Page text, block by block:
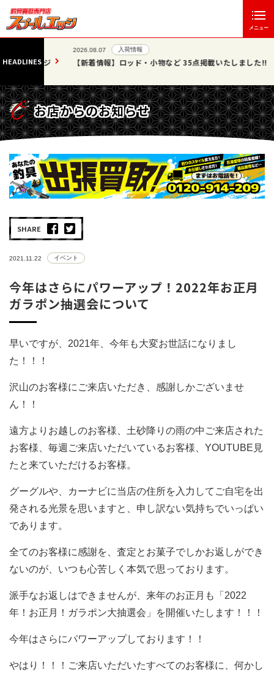
メニュー
HEADLINES
エッジ
2026.08.07 入荷情報
【新着情報】ロッド・小物など 35点掲載いたしました!!
お店からのお知らせ
SHARE
2021.11.22 イベント
今年はさらにパワーアップ！2022年お正月
ガラポン抽選会について
早いですが、2021年、今年も大変お世話になりまし
た！！！
沢山のお客様にご来店いただき、感謝しかございませ
ん！！
遠方よりお越しのお客様、土砂降りの雨の中ご来店された
お客様、毎週ご来店いただいているお客様、YOUTUBE見
たと来ていただけるお客様。
グーグルや、カーナビに当店の住所を入力してご自宅を出
発される光景を思いますと、申し訳ない気持ちでいっぱい
であります。
全てのお客様に感謝を、査定とお菓子でしかお返しができ
ないのが、いつも心苦しく本気で思っております。
派手なお返しはできませんが、来年のお正月も「2022
年！お正月！ガラポン大抽選会」を開催いたします！！！
今年はさらにパワーアップしております！！
やはり！！！ご来店いただいたすべてのお客様に、何かし